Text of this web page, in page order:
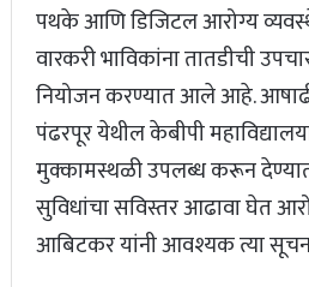
पथके आणि डिजिटल आरोग्य
वारकरी भाविकांना तातडीची
नियोजन करण्यात आले आहे. आषाढी
पंढरपूर येथील केबीपी
मुक्कामस्थळी उपलब्ध करून
सुविधांचा सविस्तर आढावा घेत
आबिटकर यांनी आवश्यक त्या